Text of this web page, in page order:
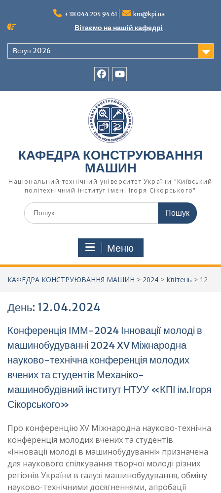
вмісту
+38 044 204 94 61 km@kpi.ua
Вітаємо на нашій кафедрі
Вступ 2026
КАФЕДРА КОНСТРУЮВАННЯ
МАШИН
Національний технічний університет України "Київський
політехнічний інститут імені Ігоря Сікорського"
Шукати:
Меню
КАФЕДРА КОНСТРУЮВАННЯ МАШИН > 2024 > Квітень > 12
День: 12.04.2024
Конференція ІММ-2024 Інновації молоді в
машинобудуванні 2024 XV Міжнародна
науково-технічна конференція молодих
вчених та студентів Механіко-
машинобудівний інститут НТУУ «КПІ ім.Ігоря
Сікорського»
Про конференцію XV Міжнародна науково-технічна
конференція молодих вчених та студентів
«Інновації молоді в машинобудуванні» призначена
для наукового спілкування творчої молоді різних
регіонів України в галузі машинобудування, обміну
науково-технічними досягненнями, апробації